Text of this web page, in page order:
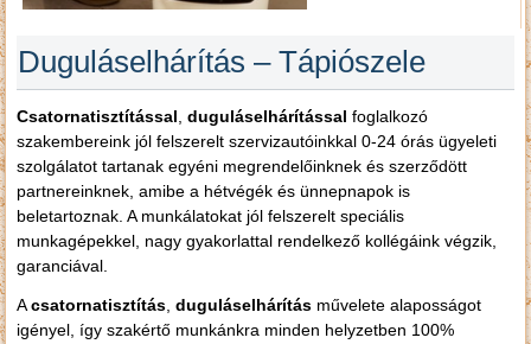
Duguláselhárítás – Tápiószele
Csatornatisztítással ,duguláselhárítással foglalkozó
szakembereink jól felszerelt szervizautóinkkal 0-24 órás ügyeleti
szolgálatot tartanak egyéni megrendelőinknek és szerződött
partnereinknek, amibe a hétvégék és ünnepnapok is
beletartoznak. A munkálatokat jól felszerelt speciális
munkagépekkel, nagy gyakorlattal rendelkező kollégáink végzik,
garanciával.
Acsatornatisztítás ,duguláselhárítás művelete alaposságot
igényel, így szakértő munkánkra minden helyzetben 100%